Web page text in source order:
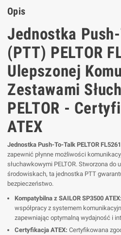
Opis
Jednostka
(PTT) PELTOR
Ulepszonej
Zestawami
PELTOR -
ATEX
Jednostka Push-To-Talk PELTOR FL5261
zapewnić płynne możliwości
słuchawkowymi PELTOR. Stworzona do
środowiskach, ta jednostka PTT
bezpieczeństwo.
Kompatybilna z SAILOR SP3500 ATEX:
współpracy z systemem
zapewniając optymalną wydajność i
Certyfikacja ATEX: Certyfikowana